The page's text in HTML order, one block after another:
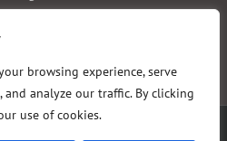
browsing experience, serve
analyze our traffic. By clicking
use of cookies.